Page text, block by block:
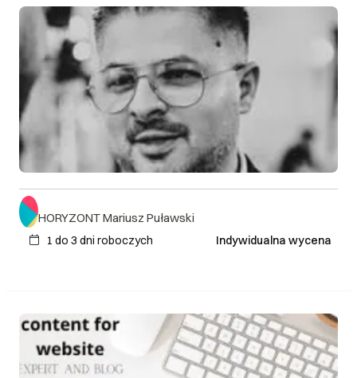
HORYZONT Mariusz Puławski
1 do 3 dni roboczych Indywidualna wycena